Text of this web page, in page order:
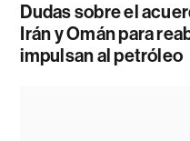
Dudas sobre el
Irán y Omán para
impulsan al petróleo